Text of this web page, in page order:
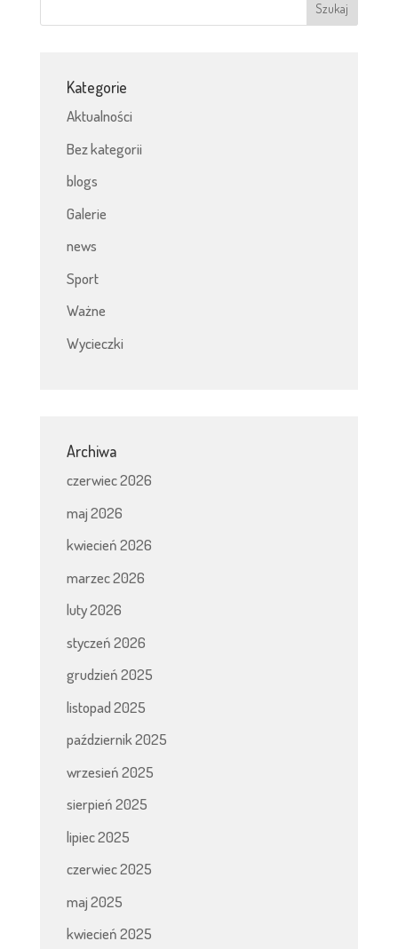
Kategorie
Aktualności
Bez kategorii
blogs
Galerie
news
Sport
Ważne
Wycieczki
Archiwa
czerwiec 2026
maj 2026
kwiecień 2026
marzec 2026
luty 2026
styczeń 2026
grudzień 2025
listopad 2025
październik 2025
wrzesień 2025
sierpień 2025
lipiec 2025
czerwiec 2025
maj 2025
kwiecień 2025